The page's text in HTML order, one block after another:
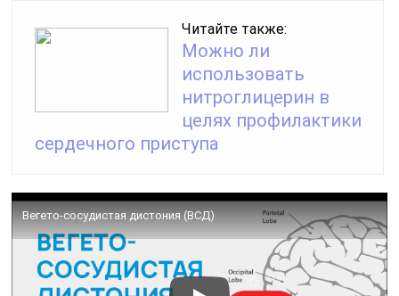
Читайте также:
Можно ли
использовать
нитроглицерин в
целях профилактики
сердечного приступа
Вегето-сосудистая дистония (ВСД)